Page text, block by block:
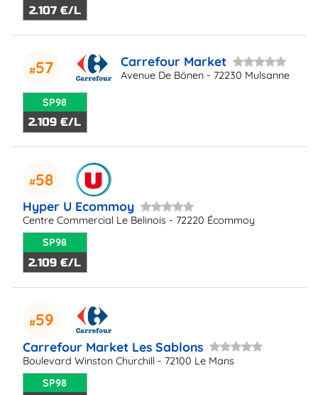
2.107 €/L
57 Carrefour Market
Avenue De Bönen - 72230 Mulsanne
SP98
2.109 €/L
58
Hyper U Ecommoy
Centre Commercial Le Belinois - 72220 Écommoy
SP98
2.109 €/L
59
Carrefour Market Les Sablons
Boulevard Winston Churchill - 72100 Le Mans
SP98